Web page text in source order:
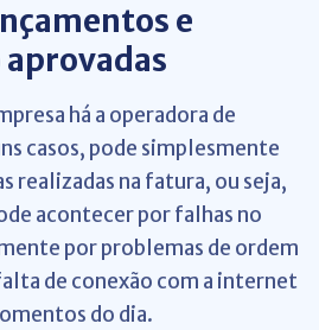
e
há a operadora de
casos, pode simplesmente
realizadas na fatura, ou seja,
acontecer por falhas no
por problemas de ordem
de conexão com a internet
do dia.